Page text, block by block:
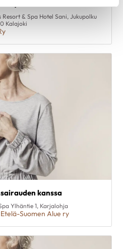
Resort & Spa Hotel Sani, Jukupolku
Kalajoki
kanssa
Ylhäntie 1, Karjalohja
Suomen Alue ry